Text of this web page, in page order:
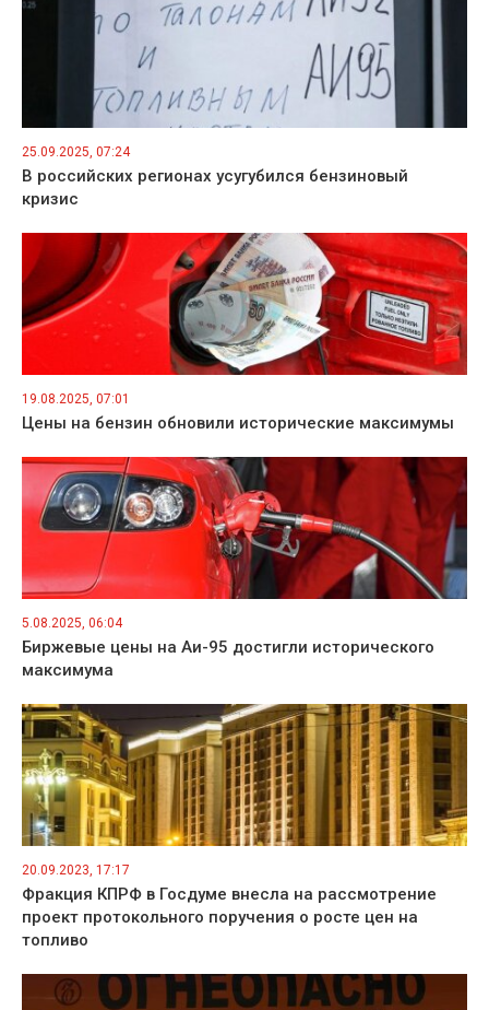
25.09.2025, 07:24
В российских регионах усугубился бензиновый
кризис
19.08.2025, 07:01
Цены на бензин обновили исторические максимумы
5.08.2025, 06:04
Биржевые цены на Аи-95 достигли исторического
максимума
20.09.2023, 17:17
Фракция КПРФ в Госдуме внесла на рассмотрение
проект протокольного поручения о росте цен на
топливо